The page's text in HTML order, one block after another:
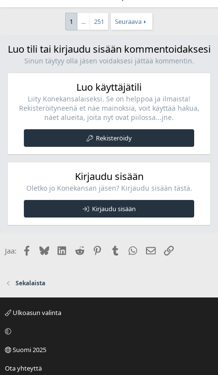
1 ... 251 Seuraava
Luo tili tai kirjaudu sisään kommentoidaksesi
Sinun täytyy olla jäsen voidaksesi jättää kommentin.
Luo käyttäjätili
Liity Konekansalaiseksi. Se on helppoa ja ilmaista!
Rekisteröityneenä et näe mainoksia, voit käyttää hakua,
näet alueita, joita nyt ovat piilossa...jne.
Rekisteröidy
Kirjaudu sisään
Oletko jo Konekansan jäsen? Kirjaudu sisään tästä.
Kirjaudu sisään
Jaa: Facebook
BlueskyLinkedIn
Reddit PinterestTumblr WhatsApp
Sähköposti
Linkki
Sekalaista
Ulkoasun valinta
Suomi 2025
Ota yhteyttä